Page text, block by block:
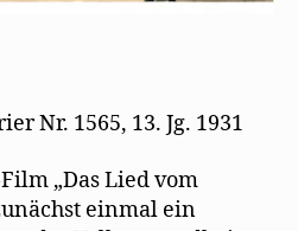
Nr. 1565, 13. Jg. 1931
„Das Lied vom
einmal ein